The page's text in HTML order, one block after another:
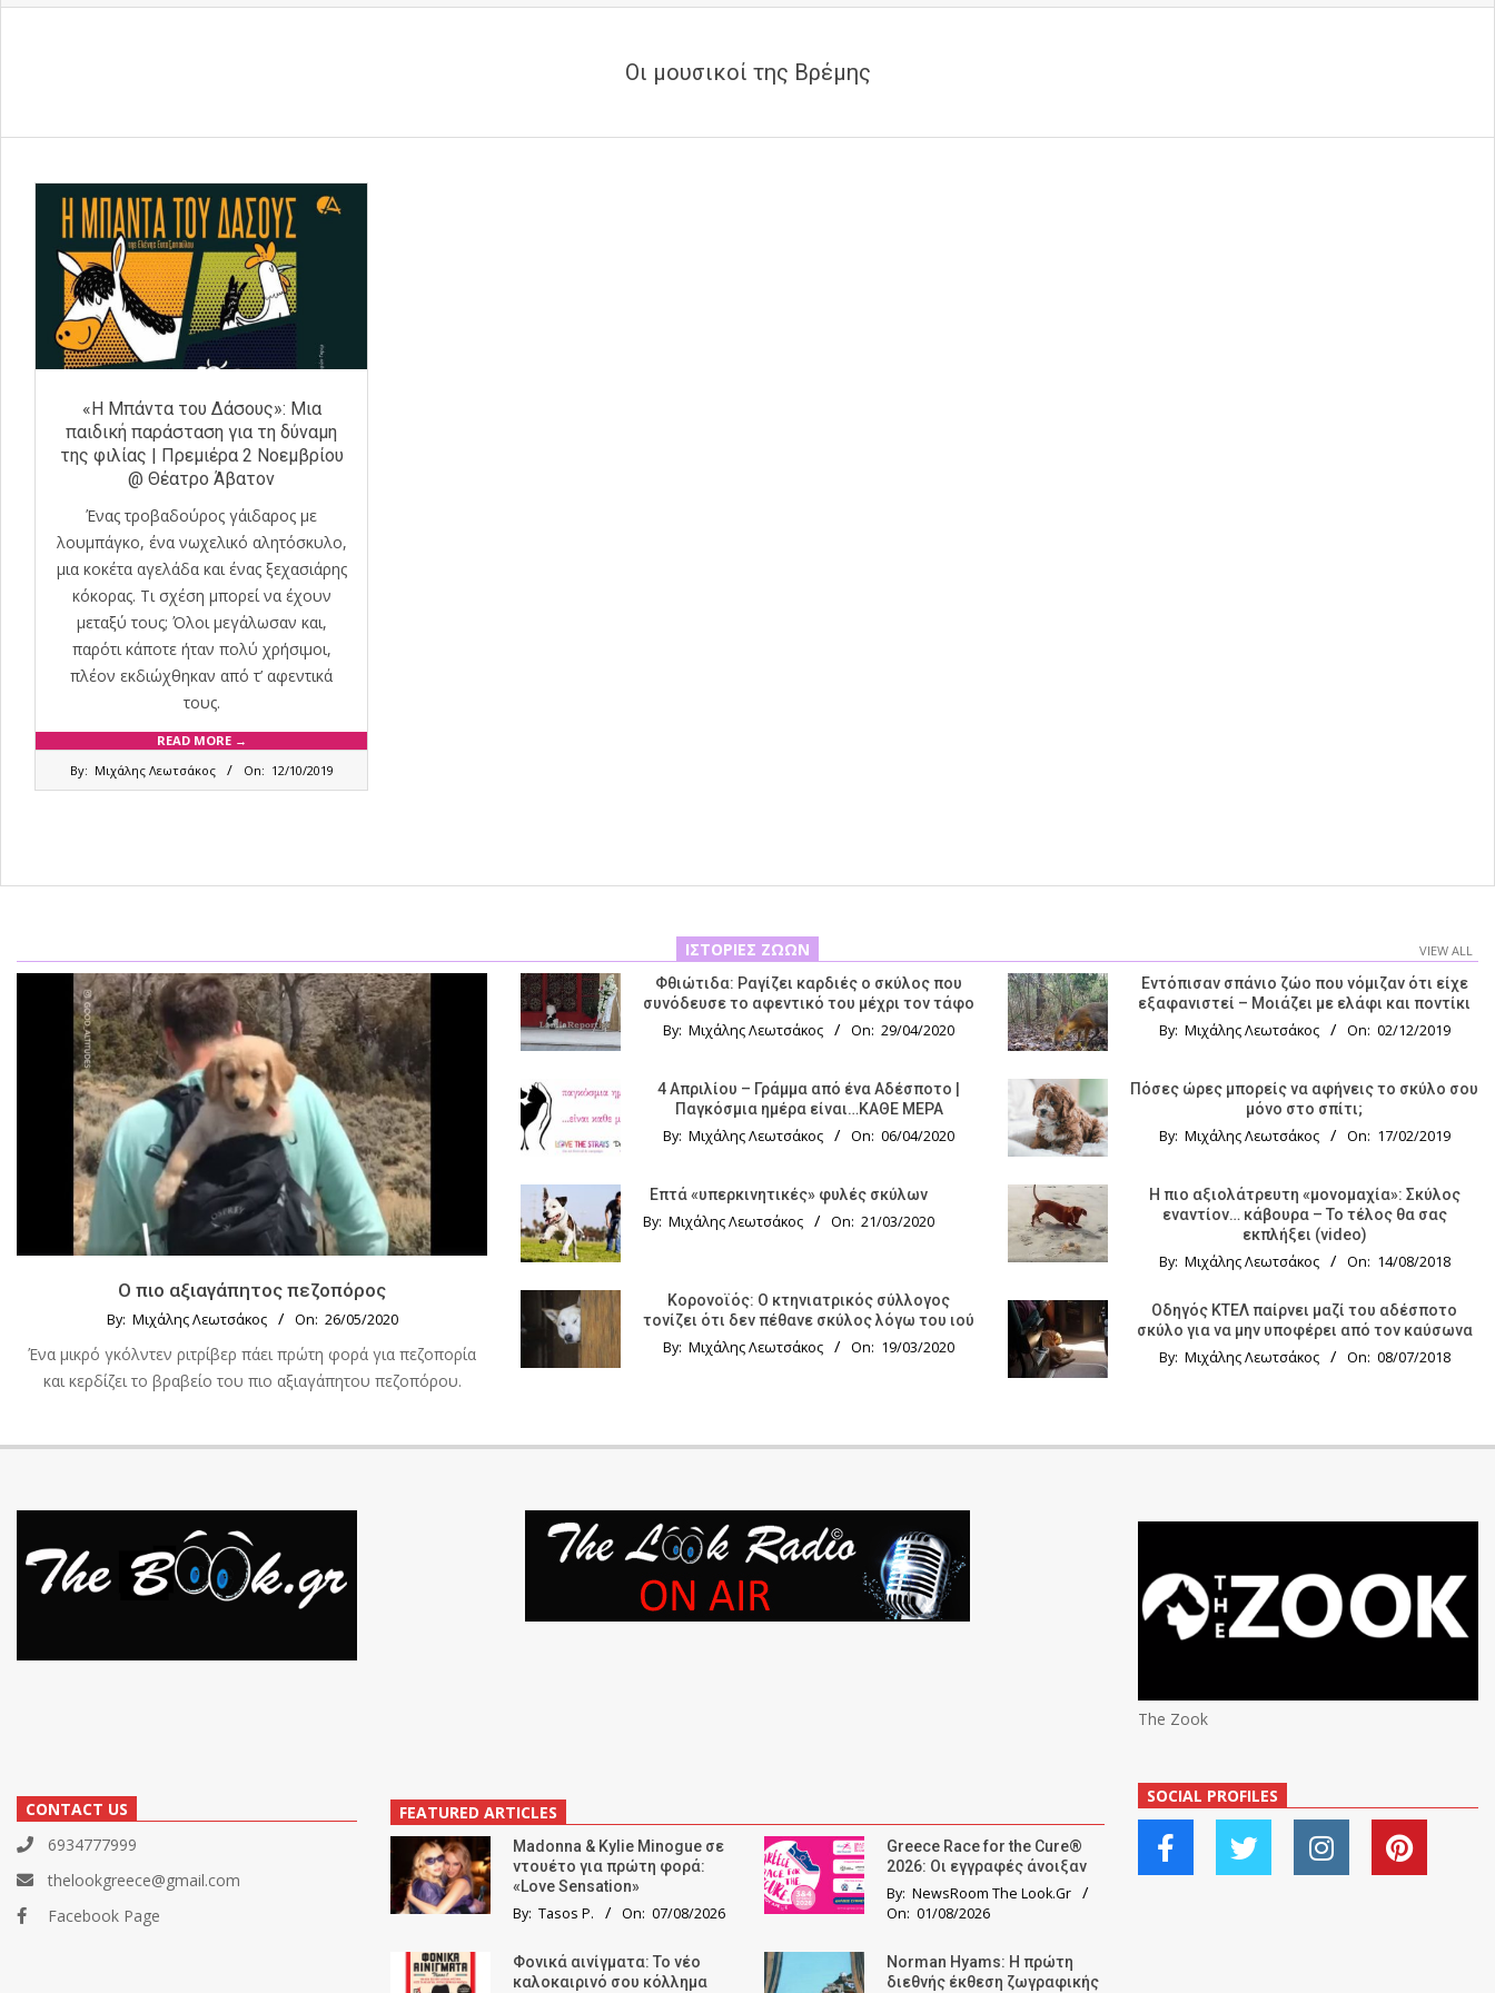
Οι μουσικοί της Βρέμης
«Η Μπάντα του Δάσους»: Μια
παιδική παράσταση για τη δύναμη
της φιλίας | Πρεμιέρα 2 Νοεμβρίου
@ Θέατρο Άβατον
Ένας τροβαδούρος γάιδαρος με
λουμπάγκο, ένα νωχελικό αλητόσκυλο,
μια κοκέτα αγελάδα και ένας ξεχασιάρης
κόκορας. Τι σχέση μπορεί να έχουν
μεταξύ τους; Όλοι μεγάλωσαν και,
παρότι κάποτε ήταν πολύ χρήσιμοι,
πλέον εκδιώχθηκαν από τ’ αφεντικά
τους.
READ MORE →
By: Μιχάλης Λεωτσάκος On: 12/10/2019
ΙΣΤΟΡΊΕΣ ΖΏΩΝ VIEW ALL
Ο πιο αξιαγάπητος πεζοπόρος
By: Μιχάλης Λεωτσάκος On: 26/05/2020
Ένα μικρό γκόλντεν ριτρίβερ πάει πρώτη φορά για πεζοπορία
και κερδίζει το βραβείο του πιο αξιαγάπητου πεζοπόρου.
Φθιώτιδα: Ραγίζει καρδιές ο σκύλος που
συνόδευσε το αφεντικό του μέχρι τον τάφο
By: Μιχάλης Λεωτσάκος On: 29/04/2020
4 Απριλίου – Γράμμα από ένα Αδέσποτο |
Παγκόσμια ημέρα είναι…ΚΑΘΕ ΜΕΡΑ
By: Μιχάλης Λεωτσάκος On: 06/04/2020
Επτά «υπερκινητικές» φυλές σκύλων
By: Μιχάλης Λεωτσάκος On: 21/03/2020
Κορονοϊός: Ο κτηνιατρικός σύλλογος
τονίζει ότι δεν πέθανε σκύλος λόγω του ιού
By: Μιχάλης Λεωτσάκος On: 19/03/2020
Εντόπισαν σπάνιο ζώο που νόμιζαν ότι είχε
εξαφανιστεί – Μοιάζει με ελάφι και ποντίκι
By: Μιχάλης Λεωτσάκος On: 02/12/2019
Πόσες ώρες μπορείς να αφήνεις το σκύλο σου
μόνο στο σπίτι;
By: Μιχάλης Λεωτσάκος On: 17/02/2019
Η πιο αξιολάτρευτη «μονομαχία»: Σκύλος
εναντίον… κάβουρα – Το τέλος θα σας
εκπλήξει (video)
By: Μιχάλης Λεωτσάκος On: 14/08/2018
Οδηγός KTΕΛ παίρνει μαζί του αδέσποτο
σκύλο για να μην υποφέρει από τον καύσωνα
By: Μιχάλης Λεωτσάκος On: 08/07/2018
CONTACT US
6934777999
thelookgreece@gmail.com
Facebook Page
FEATURED ARTICLES
Madonna & Kylie Minogue σε
ντουέτο για πρώτη φορά:
«Love Sensation»
By: Tasos P. On: 07/08/2026
Φονικά αινίγματα: Το νέο
καλοκαιρινό σου κόλλημα
Greece Race for the Cure®
2026: Οι εγγραφές άνοιξαν
By: NewsRoom The Look.Gr
On: 01/08/2026
Norman Hyams: Η πρώτη
διεθνής έκθεση ζωγραφικής
The Zook
SOCIAL PROFILES